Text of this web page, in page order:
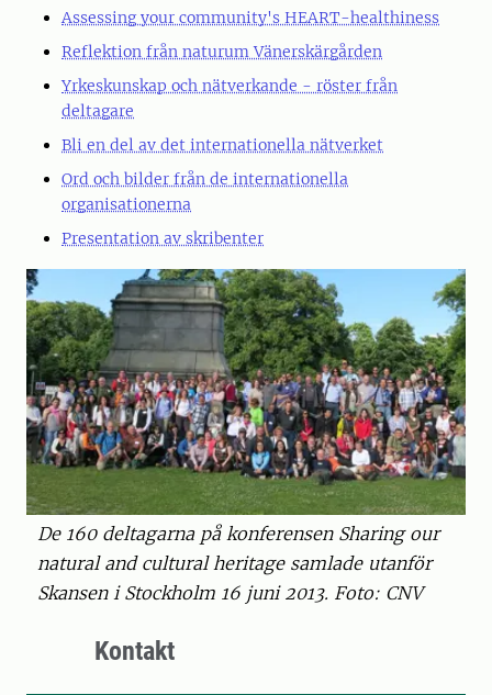
Assessing your community's HEART-healthiness
Reflektion från naturum Vänerskärgården
Yrkeskunskap och nätverkande - röster från
deltagare
Bli en del av det internationella nätverket
Ord och bilder från de internationella
organisationerna
Presentation av skribenter
De 160 deltagarna på konferensen Sharing our
natural and cultural heritage samlade utanför
Skansen i Stockholm 16 juni 2013. Foto: CNV
Kontakt